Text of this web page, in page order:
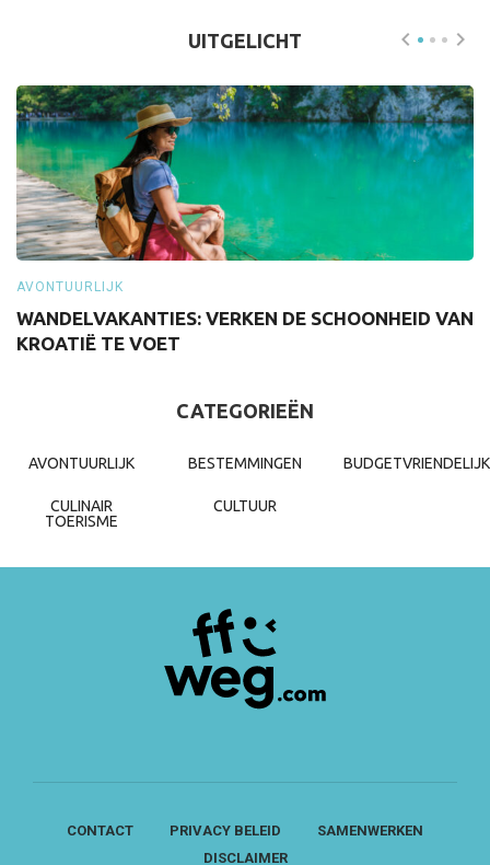
UITGELICHT
AVONTUURLIJK
WANDELVAKANTIES: VERKEN DE SCHOONHEID VAN
KROATIË TE VOET
CATEGORIEËN
AVONTUURLIJK BESTEMMINGEN BUDGETVRIENDELIJK
CULINAIR
TOERISME
CULTUUR
CONTACT PRIVACY BELEID
SAMENWERKEN
DISCLAIMER